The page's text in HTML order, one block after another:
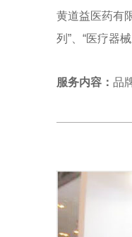
黄道益医药有
列”、“医疗器
服务内容： 品